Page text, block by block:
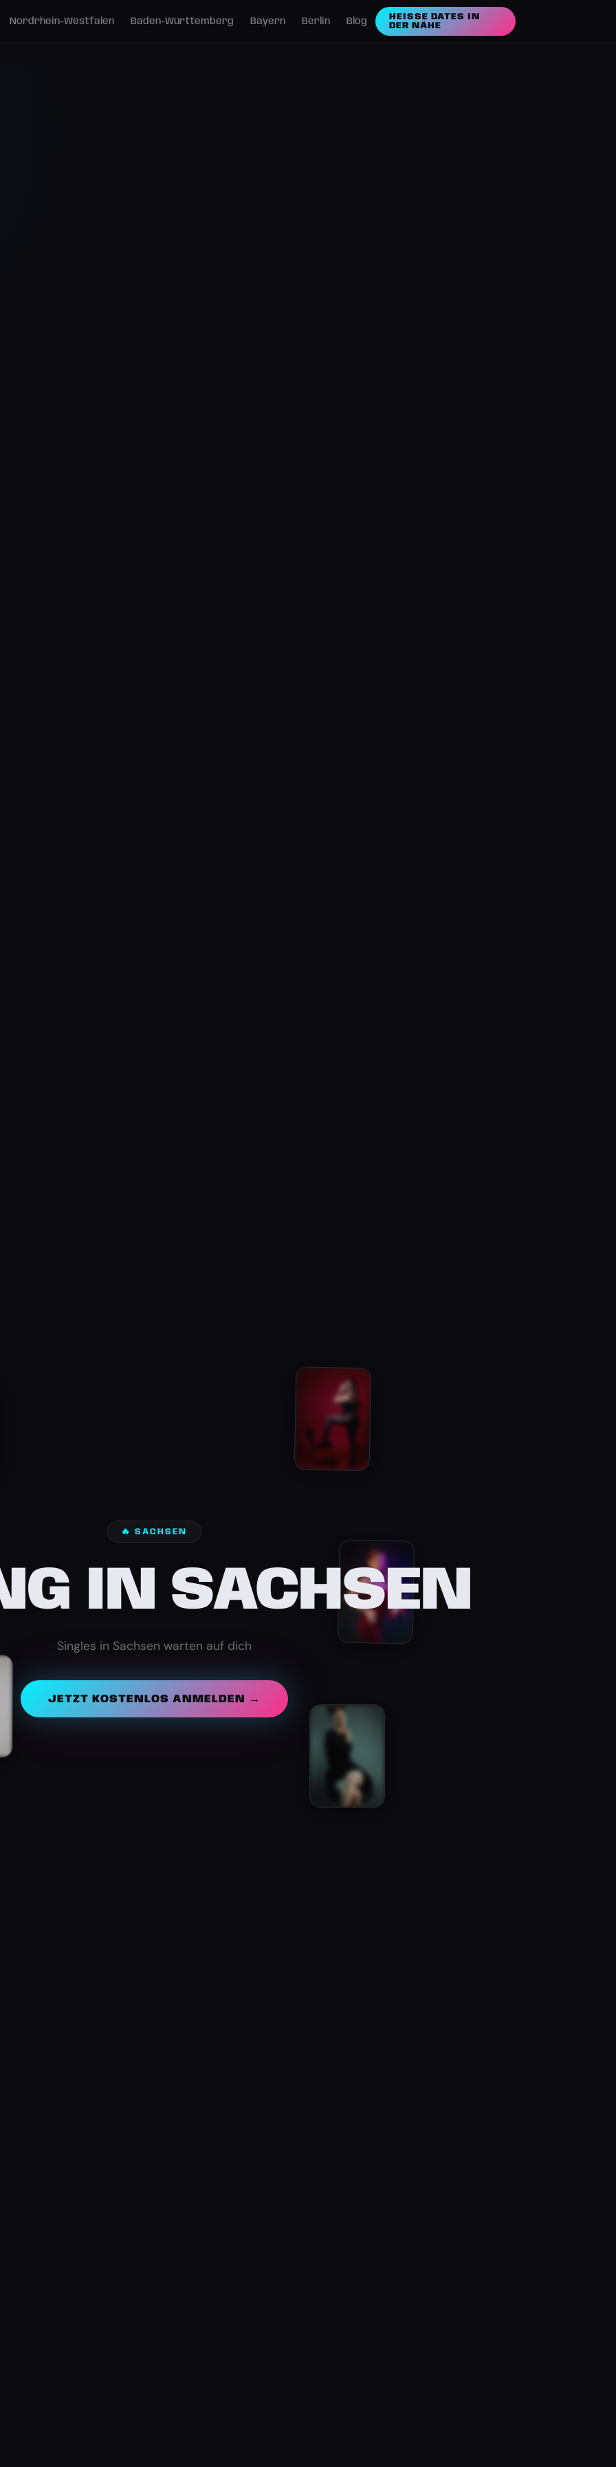
Nordrhein-Westfalen Baden-Württemberg Bayern Berlin Blog
HEISSE DATES IN D
ER NÄHE
🔥 SACHSEN
IN SACHSEN
Singles in Sachsen warten auf dich
JETZT KOSTENLOS ANMELDEN →